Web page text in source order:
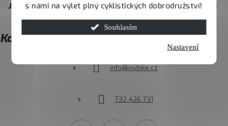
s námi na výlet plný cyklistických dobrodružství!
Souhlasím
Nastavení
t
í
JOY.BIKE
Kontakt
info@joybike.cz
732 426 731